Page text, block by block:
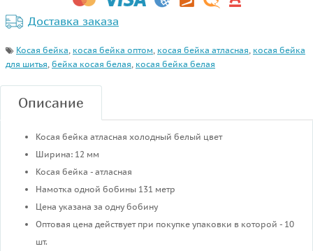
Доставка заказа
Косая бейка, косая бейка оптом, косая бейка атласная, косая бейка
для шитья, бейка косая белая, косая бейка белая
Описание
Косая бейка атласная холодный белый цвет
Ширина: 12 мм
Косая бейка - атласная
Намотка одной бобины 131 метр
Цена указана за одну бобину
Оптовая цена действует при покупке упаковки в которой - 10
шт.